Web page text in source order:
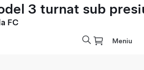
3 turnat sub
FC
Meniu